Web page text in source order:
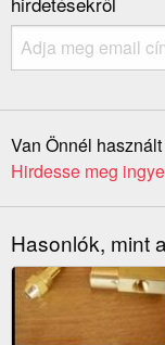
Van Önnél
Hirdesse meg
Hasonlók, mint